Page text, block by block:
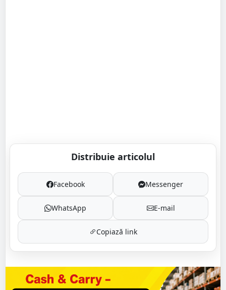
Distribuie articolul
Facebook Messenger
WhatsApp E-mail
Copiază link